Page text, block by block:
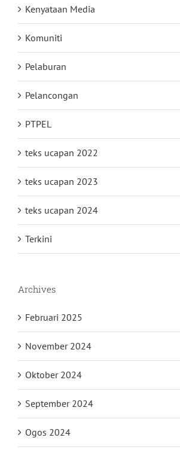
Kenyataan Media
Komuniti
Pelaburan
Pelancongan
PTPEL
teks ucapan 2022
teks ucapan 2023
teks ucapan 2024
Terkini
Archives
Februari 2025
November 2024
Oktober 2024
September 2024
Ogos 2024